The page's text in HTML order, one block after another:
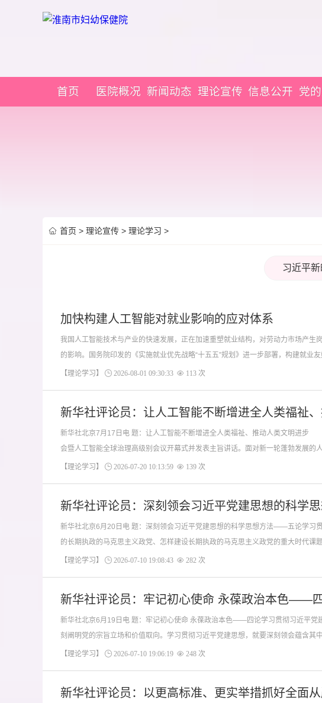
首页 医院概况 新闻动态 理论宣传 信息公开 党
首页 > 理论宣传 > 理论学习 >
习近平
加快构建人工智能对就业影响的应对体系
我国人工智能技术与产业的快速发展，正在加速重塑就业结构，对劳动力市场产
的影响。国务院印发的《实施就业优先战略“十五五”规划》进一步部署，构建就业
【理论学习】 2026-08-01 09:30:33 113 次
新华社评论员：让人工智能不断增进全人类福祉
新华社北京7月17日电 题：让人工智能不断增进全人类福祉、推动人类文明进
会暨人工智能全球治理高级别会议开幕式并发表主旨讲话。面对新一轮蓬勃发展的
【理论学习】 2026-07-20 10:13:59 139 次
新华社评论员：深刻领会习近平党建思想的科
新华社北京6月20日电 题：深刻领会习近平党建思想的科学思想方法——五论学
的长期执政的马克思主义政党、怎样建设长期执政的马克思主义政党的重大时代课
【理论学习】 2026-07-10 19:08:43 282 次
新华社评论员：牢记初心使命 永葆政治本色——
新华社北京6月19日电 题：牢记初心使命 永葆政治本色——四论学习贯彻习近平
刻阐明党的宗旨立场和价值取向。学习贯彻习近平党建思想，就要深刻领会蕴含其
【理论学习】 2026-07-10 19:06:19 248 次
新华社评论员：以更高标准、更实举措抓好全